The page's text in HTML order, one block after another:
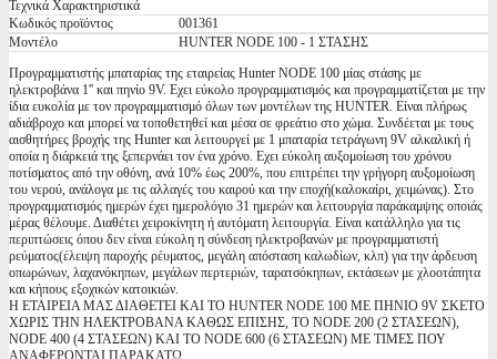
Τεχνικά Χαρακτηριστικά
Κωδικός προϊόντος
001361
Μοντέλο
HUNTER NODE 100 - 1 ΣΤΑΣΗΣ
Προγραμματιστής μπαταρίας της εταιρείας Hunter NODE 100 μίας στάσης με
ηλεκτροβάνα 1'' και πηνίο 9V. Εχει εύκολο προγραμματισμός και προγραμματίζεται με την
ίδια ευκολία με τον προγραμματισμό όλων των μοντέλων της HUNTER. Είναι πλήρως
αδιάβροχο και μπορεί να τοποθετηθεί και μέσα σε φρεάτιο στο χώμα. Συνδέεται με τους
αισθητήρες βροχής της Hunter και λειτουργεί με 1 μπαταρία τετράγωνη 9V αλκαλική ή
οποία η διάρκειά της ξεπερνάει τον ένα χρόνο. Εχει εύκολη αυξομοίωση του χρόνου
ποτίσματος από την οθόνη, ανά 10% έως 200%, που επιτρέπει την γρήγορη αυξομοίωση
του νερού, ανάλογα με τις αλλαγές του καιρού και την εποχή(καλοκαίρι, χειμώνας). Στο
προγραμματισμός ημερών έχει ημερολόγιο 31 ημερών και λειτουργία παράκαμψης οποιάς
μέρας θέλουμε. Διαθέτει χειροκίνητη ή αυτόματη λειτουργία. Είναι κατάλληλο για τις
περιπτώσεις όπου δεν είναι εύκολη η σύνδεση ηλεκτροβανών με προγραμματιστή
ρεύματος(έλειψη παροχής ρέυματος, μεγάλη απόσταση καλωδίων, κλπ) για την άρδευση
οπωρώνων, λαχανόκηπων, μεγάλων περτεριών, ταρατσόκηπων, εκτάσεων με χλοοτάπητα
και κήπους εξοχικών κατοικιών.
Η ΕΤΑΙΡΕΙΑ ΜΑΣ ΔΙΑΘΕΤΕΙ ΚΑΙ ΤΟ HUNTER NODE 100 ΜΕ ΠΗΝΙΟ 9V ΣΚΕΤΟ
ΧΩΡΙΣ ΤΗΝ ΗΛΕΚΤΡΟΒΑΝΑ ΚΑΘΩΣ ΕΠΙΣΗΣ, ΤΟ NODE 200 (2 ΣΤΑΣΕΩΝ),
NODE 400 (4 ΣΤΑΣΕΩΝ) ΚΑΙ ΤΟ NODE 600 (6 ΣΤΑΣΕΩΝ) ΜΕ ΤΙΜΕΣ ΠΟΥ